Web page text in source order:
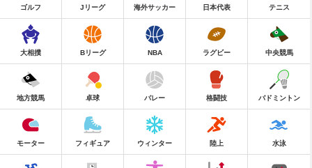
ゴルフ Jリーグ 海外サッカー 日本代表 テニス
大相撲 Bリーグ NBA ラグビー 中央競馬
地方競馬 卓球 バレー 格闘技 バドミントン
モーター フィギュア ウィンター 陸上 水泳